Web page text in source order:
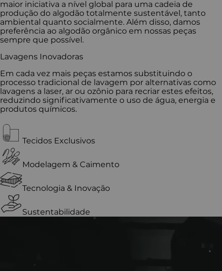
maior iniciativa a nível global para uma cadeia de
produção do algodão totalmente sustentável, tanto
ambiental quanto socialmente. Além disso, damos
preferência ao algodão orgânico em nossas peças
sempre que possível.
Lavagens Inovadoras
Em cada vez mais peças estamos substituindo o
processo tradicional de lavagem por alternativas como
lavagens a laser, ar ou ozônio para recriar estes efeitos,
reduzindo significativamente o uso de água, energia e
produtos químicos.
Tecidos Exclusivos
Modelagem & Caimento
Tecnologia & Inovação
Sustentabilidade